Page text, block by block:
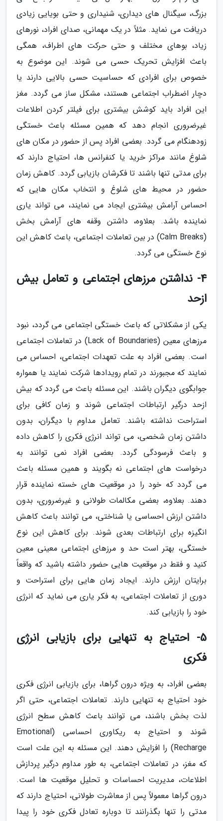
بزرگ، سیگنال های دیداری، شنیداری و حتی بویایی زیادی
دریافت می نماید. مثلاً در یک مهمانی، صدای افراد، نورهای
زیاد، بوهای مختلف و حتی حرکت های اطراف، همگی
باعث افزایش تحریک حسی می شوند. این موضوع به
خصوص برای افرادی که حساسیت حسی بالایی دارند یا
دچار اضطراب اجتماعی هستند، مشکل ساز می گردد. مغز
این افراد باید کوشش بیشتری برای فیلتر کردن اطلاعات
غیرضروری انجام دهد که همین مسئله باعث خستگی
زودهنگام می گردد. بعضی افراد پس از حضور در مکان های
شلوغ مانند مراکز خرید یا کنفرانس ها، احتیاج دارند که
برای مدتی تنها باشند تا فکرشان بازیابی گردد. کاهش زمان
حضور در محیط های شلوغ و انتخاب مکان هایی که
احساس آرامش بیشتری ایجاد می نمایند، می تواند یاری
نماینده باشد. بعلاوه، داشتن وقفه های آرامش بخش
(Calm Breaks) در بین تعاملات اجتماعی، باعث کاهش این
نوع خستگی می گردد.
4- نداشتن مرزهای اجتماعی و تعامل بیش
ازحد
یکی از مشکلاتی که باعث خستگی اجتماعی می گردد، نبود
مرزهای معین (Lack of Boundaries) در تعاملات اجتماعی
است. بعضی افراد به علت تعهدات اجتماعی، احساس می
نمایند که مجبورند در تمام رویدادها شرکت نمایند یا همواره
جوابگوی دیگران باشند. این مسئله باعث می گردد که بیش
ازحد درگیر ارتباطات اجتماعی شوند و زمان کافی برای
استراحت نداشته باشند. تعامل مداوم با دیگران، بدون
داشتن زمان شخصی، می تواند انرژی فکری را کاهش داده
و باعث فرسودگی گردد. بعضی افراد نمی توانند به
درخواست های اجتماعی نه بگویند و همین مسئله باعث
می گردد که خود را در موقعیت های خسته نماینده قرار
دهند. بعلاوه، بعضی مکالمات طولانی و غیرضروری، بدون
داشتن ارزش احساسی یا شناختی، می توانند باعث کاهش
انگیزه برای ارتباطات بعدی شوند. برای کاهش این نوع
خستگی، بهتر است حد و مرزهای اجتماعی معینی معین
کنید و فقط در موقعیت هایی حضور داشته باشید که واقعاً
برایتان ارزش دارند. ایجاد زمان هایی برای استراحت و
دوری از تعاملات اجتماعی، به فکر یاری می نماید که انرژی
خود را بازیابی کند.
5- احتیاج به تنهایی برای بازیابی انرژی
فکری
بعضی افراد، به ویژه درون گراها، برای بازیابی انرژی فکری
خود احتیاج به تنهایی دارند. تعاملات اجتماعی، حتی اگر
لذت بخش باشند، می توانند باعث کاهش سطح انرژی
شوند و احتیاج به ریکاوری احساسی (Emotional
Recharge) را افزایش دهند. این مسئله به این علت است
که مغز، در تعاملات اجتماعی، به طور مداوم درگیر پردازش
اطلاعات، مدیریت احساسات و تحلیل موقعیت ها است.
درون گراها معمولاً پس از معاشرت طولانی، احتیاج دارند که
مدتی را تنها بگذرانند تا دوباره تعادل فکری خود را پیدا